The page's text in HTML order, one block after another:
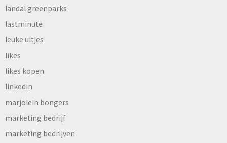
landal greenparks
lastminute
leuke uitjes
likes
likes kopen
linkedin
marjolein bongers
marketing bedrijf
marketing bedrijven